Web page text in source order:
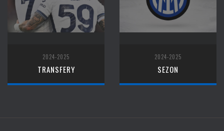
2024-2025
TRANSFERY
2024-2025
SEZON